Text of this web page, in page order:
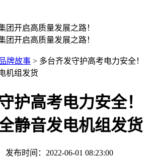
牌故事 > 多台齐发守护高考电力安全！
机组发货
护高考电力安全！
静音发电机组发货
发布时间：2022-06-01 08:23:00